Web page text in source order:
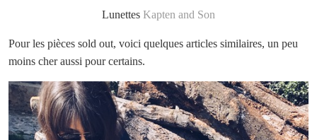
Lunettes Kapten and Son
Pour les pièces sold out, voici quelques articles similaires, un peu
moins cher aussi pour certains.